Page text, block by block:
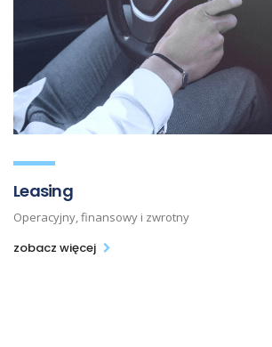
Leasing
Operacyjny, finansowy i zwrotny
zobacz więcej